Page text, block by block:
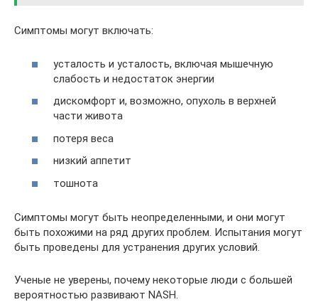
Симптомы могут включать:
усталость и усталость, включая мышечную
слабость и недостаток энергии
дискомфорт и, возможно, опухоль в верхней
части живота
потеря веса
низкий аппетит
тошнота
Симптомы могут быть неопределенными, и они могут
быть похожими на ряд других проблем. Испытания могут
быть проведены для устранения других условий.
Ученые не уверены, почему некоторые люди с большей
вероятностью развивают NASH.